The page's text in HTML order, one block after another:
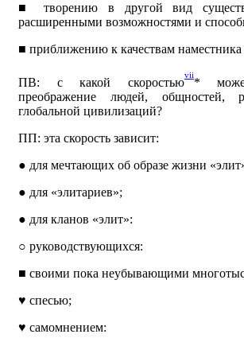
■
творению в другой вид
расширенными возможностями и
■ приближению к качествам
ПВ: с какой скоростью
vii
*
преображение людей, общностей,
глобальной цивилизаций?
ПП: эта скорость зависит:
● для мечтающих об образе жизни
● для «элитариев»;
● для кланов «элит»:
○ руководствующихся:
■ своими пока неубывающими
♥ спесью;
♥ самомнением: